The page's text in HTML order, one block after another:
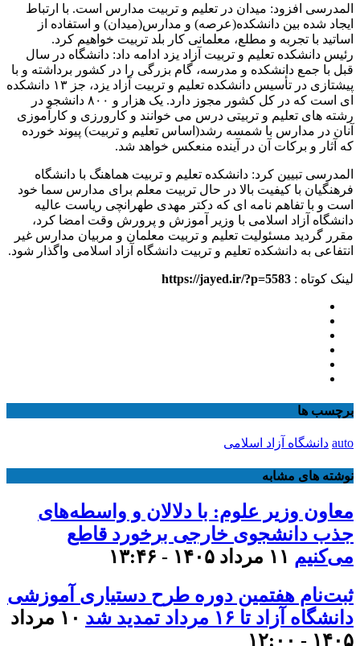
المدرسی افزود: میدان در تعلیم و تربیت مدارس است. با ارتباط
ایجاد شده بین دانشکده(عرصه) و مدارس(میدان) و استفاده از
اساتید با تجربه و مطلع، معلمانی کار بلد تربیت خواهیم کرد.
رئیس دانشکده تعلیم و تربیت آزاد یزد ادامه داد: دانشگاه در سال
قبل با جمع دانشکده و مدرسه، گام بزرگی را در کشور برداشته و با
پیشتازی در تأسیس دانشکده تعلیم و تربیت آزاد یزد، جز ۱۳ دانشکده
ای است که در کل کشور مجوز دارد. یک هزار و ۸۰۰ دانشجو در
رشته های تعلیم و تربیتی درس می خوانند و کارورزی و کارآموزی
آنان در مدارس با شمسه رشد(اساس تعلیم و تربیت) پیوند خورده
که آثار و برکات آن در آینده منعکس خواهد شد.
المدرسی تبیین کرد: دانشکده تعلیم و تربیت هماهنگ با دانشگاه
فرهنگیان با کیفیت بالا در حال تربیت معلم برای مدارس سما خود
است و با تفاهم نامه ای که دکتر مهدی طهرانچی ریاست عالیه
دانشگاه آزاد اسلامی با وزیر آموزش و پرورش وقت امضا کرد،
مقرر گردید مسئولیت تعلیم و تربیت معلمان و مربیان مدارس غیر
انتفاعی به دانشکده تعلیم و تربیت دانشگاه آزاد اسلامی واگذار شود.
لینک کوتاه : https://jayed.ir/?p=5583
برچسب ها
auto دانشگاه آزاد اسلامی
نوشته های مشابه
معاون وزیر علوم: با دلالان و واسطه‌های
جذب دانشجوی خارجی برخورد قاطع
می‌کنیم ۱۱ مرداد ۱۴۰۵ - ۱۳:۴۶
ثبت‌نام هفتمین دوره طرح دستیاری آموزشی
دانشگاه آزاد تا ۱۶ مرداد تمدید شد
۱۰ مرداد
۱۴۰۵ - ۱۲:۰۰